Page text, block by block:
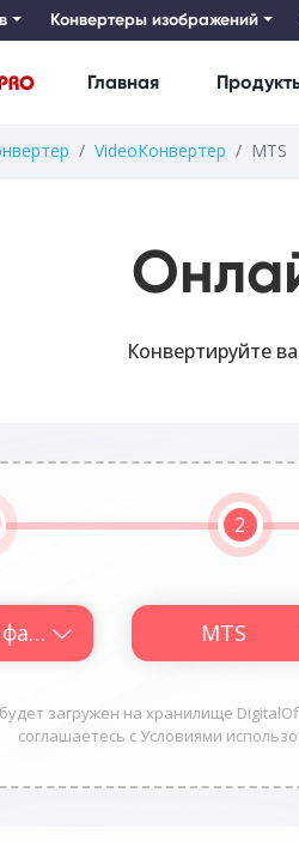
Конвертеры изображений
Главная
VideoКонвертер MTS
Конвертируйте
Выберите файл
2
загружен на хранилище
соглашаетесь с Условиями